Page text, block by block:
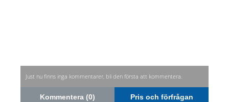
Just nu finns inga kommentarer, bli den första att kommentera.
Kommentera (0) Pris och förfrågan